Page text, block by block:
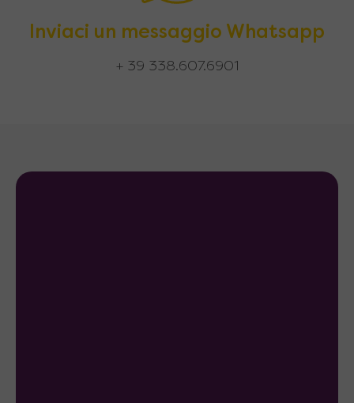
Inviaci un messaggio Whatsapp
+ 39 338.607.6901